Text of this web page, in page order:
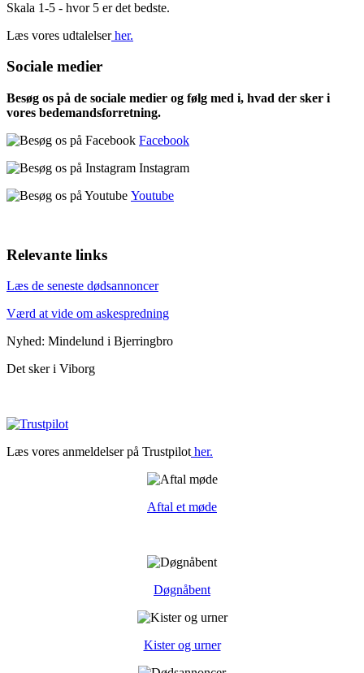
Skala 1-5 - hvor 5 er det bedste.
Læs vores udtalelserher.
Sociale medier
Besøg os på de sociale medier og følg med i, hvad der sker i
vores bedemandsforretning.
Facebook
Instagram
Youtube
Relevante links
Læs de seneste dødsannoncer
Værd at vide om askespredning
Nyhed: Mindelund i Bjerringbro
Det sker i Viborg
Læs vores anmeldelser på Trustpilot her.
Aftal et møde
Døgnåbent
Kister og urner